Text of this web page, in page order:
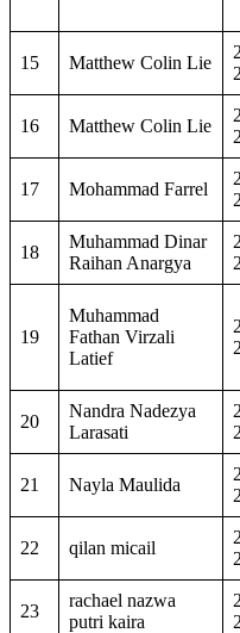
15 Matthew Colin Lie
16 Matthew Colin Lie
17 Mohammad Farrel
18
Muhammad Dinar
Raihan Anargya
19
Muhammad
Fathan Virzali
Latief
20
Nandra Nadezya
Larasati
21 Nayla Maulida
22 qilan micail
23
rachael nazwa
putri kaira